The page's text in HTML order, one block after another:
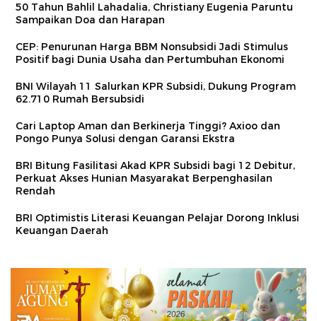
50 Tahun Bahlil Lahadalia, Christiany Eugenia Paruntu
Sampaikan Doa dan Harapan
CEP: Penurunan Harga BBM Nonsubsidi Jadi Stimulus
Positif bagi Dunia Usaha dan Pertumbuhan Ekonomi
BNI Wilayah 11 Salurkan KPR Subsidi, Dukung Program
62.710 Rumah Bersubsidi
Cari Laptop Aman dan Berkinerja Tinggi? Axioo dan
Pongo Punya Solusi dengan Garansi Ekstra
BRI Bitung Fasilitasi Akad KPR Subsidi bagi 12 Debitur,
Perkuat Akses Hunian Masyarakat Berpenghasilan
Rendah
BRI Optimistis Literasi Keuangan Pelajar Dorong Inklusi
Keuangan Daerah